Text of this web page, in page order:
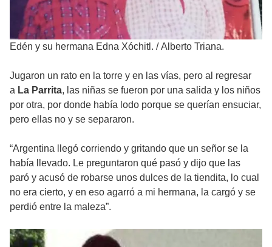
Edén y su hermana Edna Xóchitl. /Alberto Triana.
Jugaron un rato en la torre y en las vías, pero al regresar
a La Parrita, las niñas se fueron por una salida y los niños
por otra, por donde había lodo porque se querían ensuciar,
pero ellas no y se separaron.
“Argentina llegó corriendo y gritando que un señor se la
había llevado. Le preguntaron qué pasó y dijo que las
paró y acusó de robarse unos dulces de la tiendita, lo cual
no era cierto, y en eso agarró a mi hermana, la cargó y se
perdió entre la maleza”.